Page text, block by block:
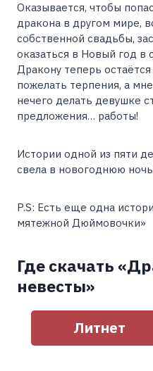
Оказывается, чтобы
дракона в другом мире,
собственной свадьбы,
оказаться в Новый год в
Дракону теперь
пожелать терпения, а
нечего делать девушке
предложения… работы!
Истории одной из пяти
свела в новогоднюю
P.S: Есть еще одна
мятежной Дюймовочки»
Где скачать
невесты»
Литнет